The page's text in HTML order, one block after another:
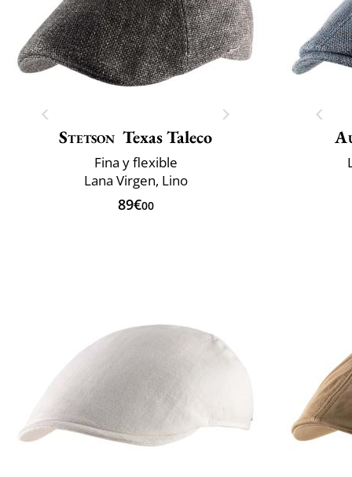
Stetson Texas Taleco
Fina y flexible
Lana Virgen, Lino
89€00